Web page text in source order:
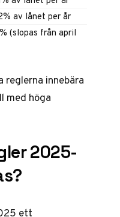
av lånet per år
(slopas från april
reglerna innebära
med höga
2025-
ett